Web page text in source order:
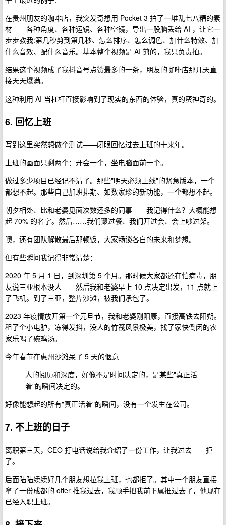
在贵州朋友的咖啡店，我突发奇想用 Pocket 3 拍了一堆乱七八糟的素
材——各种角度、各种运镜、各种空镜，导出一股脑丢给 AI ，让它一
步步教我:第几秒剪到第几秒、怎么排序、怎么调色、加什么特效、加
什么音效、配什么音乐。基本整个视频是 AI 剪的，我只负责拍。
结果这个视频成了我抖音号点赞最多的一条，朋友的咖啡店那几天直
接天天爆满。
这种利用 AI 当杠杆直接影响到了现实的东西的体验，真的蛮神奇的。
6. 回忆上班
写到这里突然想做个测试——闭眼回忆过去上班的十来年。
上班的画面只剩两个：开会一个，坐电脑面前一个。
做过多少项目已经记不清了。那些"明天必须上线"的紧急版本，一个
都想不起。那些自己加班排期、如数家珍的新功能，一个都想不起。
朝夕相处、比和老婆见面次数还多的同事——我记得什么？大概能想
起 70% 的名字。然后……我们聚过餐、我们开过会、会上吵过架。
噢，还有团队解散最后那顿饭，大家畅谈各自的未来和梦想。
但有些瞬间我记得非常清楚：
2020 年 5 月 1 日，到深圳第 5 个月。那时候大家都还在怕病毒，朋
友说三亚根本没人——然后我和老婆早上 10 点决定出发，11 点就上
了飞机。到了三亚，整片沙滩，被我们承包了。
2023 年疫情放开第一个元旦节，我和老婆刚阳康，直接高铁去阳朔。
租了个小电驴，冻得发抖，没人的竹筏风景极美，找了家快倒闭的农
家乐喝了碗鸡汤。
今年春节在惠州沙滩呆了 5 天的惬意
人的阅历和深度，好像不是时间决定的，是某些"真正活
着"的瞬间决定的。
好像能想起的所有"真正活着"的瞬间，没有一个发生在公司。
7. 不上班的日子
离职第三天，CEO 打电话说给我介绍了一份工作，让我过去——拒
了。
后面陆陆续续好几个朋友想拉我上班，也都拒了。其中一个朋友直接
拿了一份成都的 offer 推我过去，我顺手把我前下属推过去了，他现在
已经入职上班。